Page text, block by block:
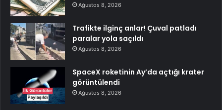
Ağustos 8, 2026
Trafikte ilginç anlar! Çuval patladı
paralar yola saçıldı
Ağustos 8, 2026
SpaceX roketinin Ay’da açtığı krater
görüntülendi
Ağustos 8, 2026